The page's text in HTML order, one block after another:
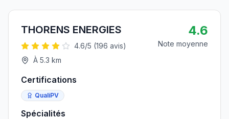
THORENS ENERGIES
4.6/5 (196 avis)
À 5.3 km
4.6
Note moyenne
Certifications
QualiPV
Spécialités